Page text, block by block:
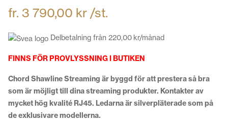
fr. 3 790,00 kr /st.
Delbetalning från 220,00 kr/månad
FINNS FÖR PROVLYSSNING I BUTIKEN
Chord Shawline Streaming är byggd för att prestera så bra
som är möjligt till dina streaming produkter. Kontakter av
mycket hög kvalité RJ45. Ledarna är silverpläterade som på
de exklusivare modellerna.